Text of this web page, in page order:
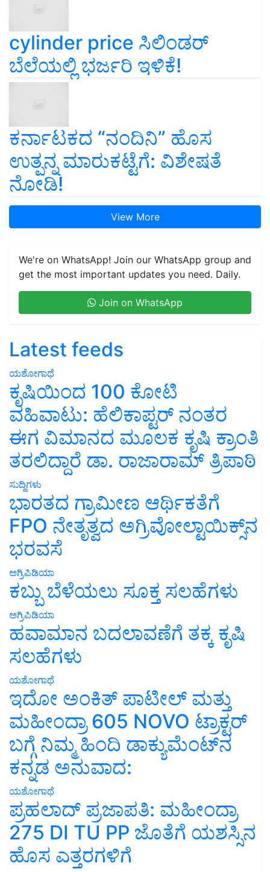
cylinder price ಸಿಲಿಂಡರ್‌
ಬೆಲೆಯಲ್ಲಿ ಭರ್ಜರಿ ಇಳಿಕೆ!
ಕರ್ನಾಟಕದ “ನಂದಿನಿ” ಹೊಸ
ಉತ್ಪನ್ನ ಮಾರುಕಟ್ಟೆಗೆ: ವಿಶೇಷತೆ
ನೋಡಿ!
View More
We're on WhatsApp! Join our WhatsApp group and
get the most important updates you need. Daily.
Join on WhatsApp
Latest feeds
ಯಶೋಗಾಥೆ
ಕೃಷಿಯಿಂದ 100 ಕೋಟಿ
ವಹಿವಾಟು: ಹೆಲಿಕಾಪ್ಟರ್ ನಂತರ
ಈಗ ವಿಮಾನದ ಮೂಲಕ ಕೃಷಿ ಕ್ರಾಂತಿ
ತರಲಿದ್ದಾರೆ ಡಾ. ರಾಜಾರಾಮ್ ತ್ರಿಪಾಠಿ
ಸುದ್ದಿಗಳು
ಭಾರತದ ಗ್ರಾಮೀಣ ಆರ್ಥಿಕತೆಗೆ
FPO ನೇತೃತ್ವದ ಅಗ್ರಿವೋಲ್ಟಾಯಿಕ್ಸ್‌ನ
ಭರವಸೆ
ಅಗ್ರಿಪಿಡಿಯಾ
ಕಬ್ಬು ಬೆಳೆಯಲು ಸೂಕ್ತ ಸಲಹೆಗಳು
ಅಗ್ರಿಪಿಡಿಯಾ
ಹವಾಮಾನ ಬದಲಾವಣೆಗೆ ತಕ್ಕ ಕೃಷಿ
ಸಲಹೆಗಳು
ಯಶೋಗಾಥೆ
ಇದೋ ಅಂಕಿತ್ ಪಾಟೀಲ್ ಮತ್ತು
ಮಹೀಂದ್ರಾ 605 NOVO ಟ್ರಾಕ್ಟರ್
ಬಗ್ಗೆ ನಿಮ್ಮ ಹಿಂದಿ ಡಾಕ್ಯುಮೆಂಟ್‌ನ
ಕನ್ನಡ ಅನುವಾದ:
ಯಶೋಗಾಥೆ
ಪ್ರಹಲಾದ್ ಪ್ರಜಾಪತಿ: ಮಹೀಂದ್ರಾ
275 DI TU PP ಜೊತೆಗೆ ಯಶಸ್ಸಿನ
ಹೊಸ ಎತ್ತರಗಳಿಗೆ